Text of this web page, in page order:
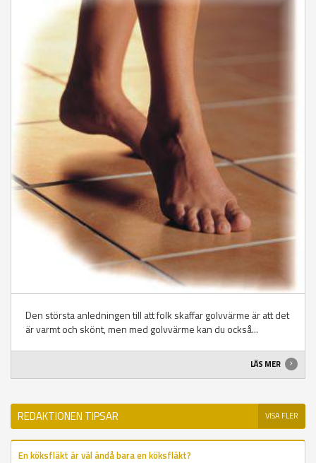
Den största anledningen till att folk skaffar golvvärme är att det
är varmt och skönt, men med golvvärme kan du också...
LÄS MER
REDAKTIONEN TIPSAR VISA FLER
En köksfläkt är väl ändå bara en köksfläkt?